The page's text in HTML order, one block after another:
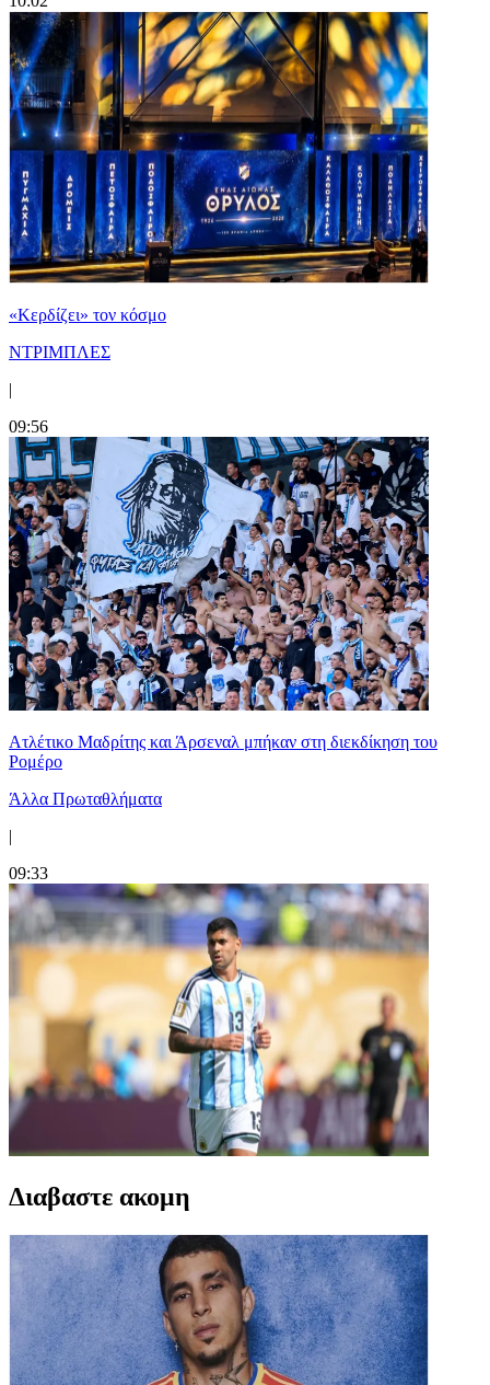
«Κερδίζει» τον κόσμο
ΝΤΡΙΜΠΛΕΣ
|
09:56
Ατλέτικο Μαδρίτης και Άρσεναλ μπήκαν στη διεκδίκηση του
Ρομέρο
Άλλα Πρωταθλήματα
|
09:33
Διαβαστε ακομη